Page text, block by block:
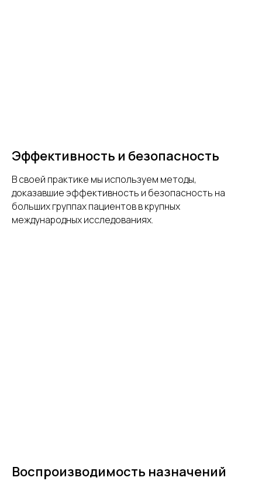
Эффективность и безопасность
В своей практике мы используем методы,
доказавшие эффективность и безопасность на
больших группах пациентов в крупных
международных исследованиях.
Воспроизводимость назначений